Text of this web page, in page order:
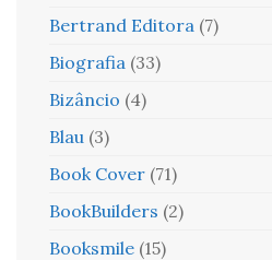
Bertrand Editora (7)
Biografia (33)
Bizâncio (4)
Blau (3)
Book Cover (71)
BookBuilders (2)
Booksmile (15)